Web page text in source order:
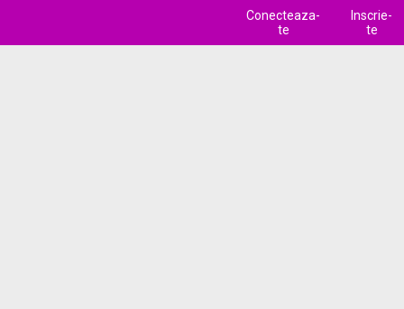
Conecteaza-
te
Inscrie-
te